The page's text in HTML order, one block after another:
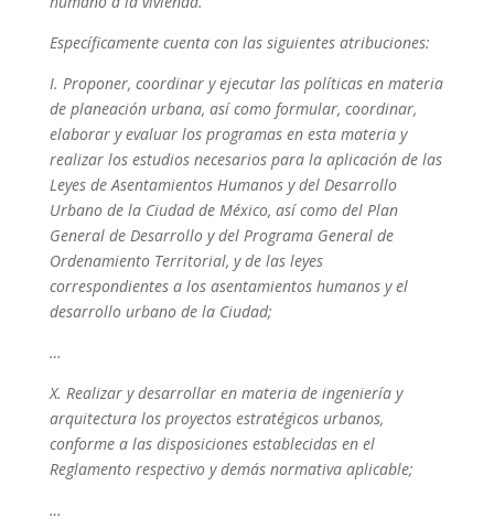
Específicamente cuenta con las siguientes atribuciones:
I. Proponer, coordinar y ejecutar las políticas en materia
de planeación urbana, así como formular, coordinar,
elaborar y evaluar los programas en esta materia y
realizar los estudios necesarios para la aplicación de las
Leyes de Asentamientos Humanos y del Desarrollo
Urbano de la Ciudad de México, así como del Plan
General de Desarrollo y del Programa General de
Ordenamiento Territorial, y de las leyes
correspondientes a los asentamientos humanos y el
desarrollo urbano de la Ciudad;
…
X. Realizar y desarrollar en materia de ingeniería y
arquitectura los proyectos estratégicos urbanos,
conforme a las disposiciones establecidas en el
Reglamento respectivo y demás normativa aplicable;
…